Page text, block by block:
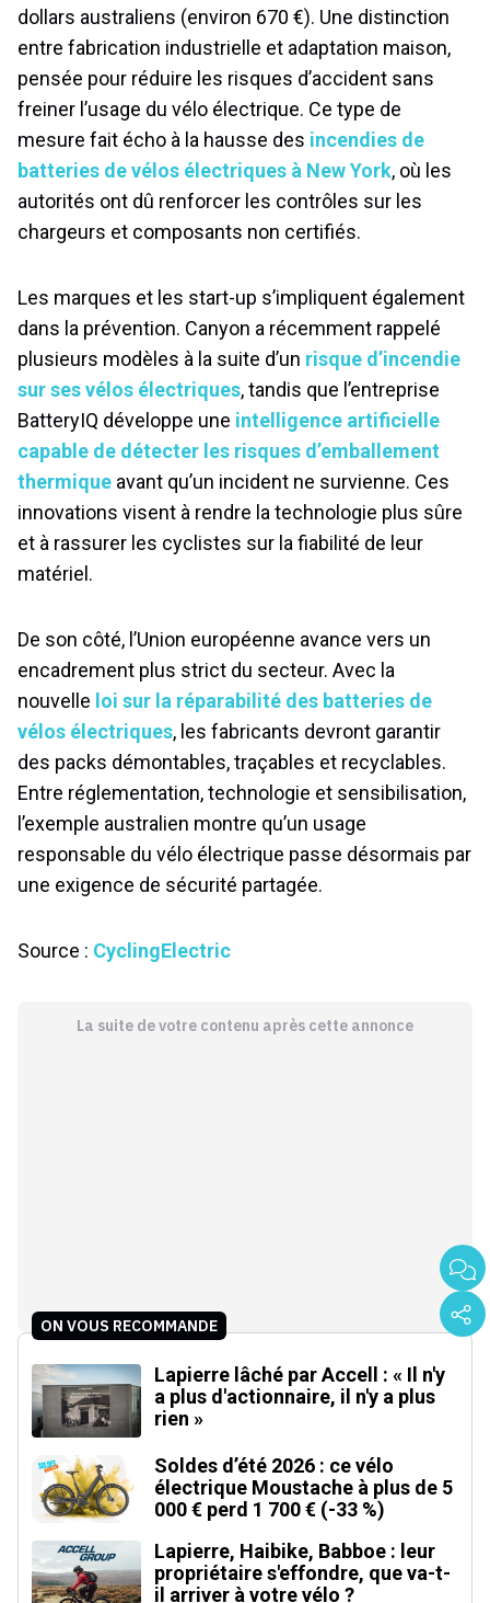
dollars australiens (environ 670 €). Une distinction
entre fabrication industrielle et adaptation maison,
pensée pour réduire les risques d’accident sans
freiner l’usage du vélo électrique. Ce type de
mesure fait écho à la hausse des incendies de
batteries de vélos électriques à New York, où les
autorités ont dû renforcer les contrôles sur les
chargeurs et composants non certifiés.
Les marques et les start-up s’impliquent également
dans la prévention. Canyon a récemment rappelé
plusieurs modèles à la suite d’un risque d’incendie
sur ses vélos électriques, tandis que l’entreprise
BatteryIQ développe une intelligence artificielle
capable de détecter les risques d’emballement
thermique avant qu’un incident ne survienne. Ces
innovations visent à rendre la technologie plus sûre
et à rassurer les cyclistes sur la fiabilité de leur
matériel.
De son côté, l’Union européenne avance vers un
encadrement plus strict du secteur. Avec la
nouvelle loi sur la réparabilité des batteries de
vélos électriques, les fabricants devront garantir
des packs démontables, traçables et recyclables.
Entre réglementation, technologie et sensibilisation,
l’exemple australien montre qu’un usage
responsable du vélo électrique passe désormais par
une exigence de sécurité partagée.
Source : CyclingElectric
La suite de votre contenu après cette annonce
ON VOUS RECOMMANDE
Lapierre lâché par Accell : « Il n'y
a plus d'actionnaire, il n'y a plus
rien »
Soldes d’été 2026 : ce vélo
électrique Moustache à plus de 5
000 € perd 1 700 € (-33 %)
Lapierre, Haibike, Babboe : leur
propriétaire s'effondre, que va-t-
il arriver à votre vélo ?